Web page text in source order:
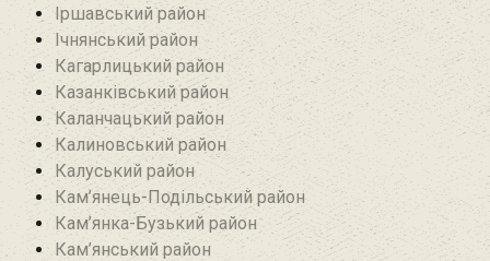
Іршавський район
Ічнянський район
Кагарлицький район
Казанківський район‎
Каланчацький район
Калиновський район
Калуський район
Кам’янець-Подільський район
Кам’янка-Бузький район
Кам’янський район